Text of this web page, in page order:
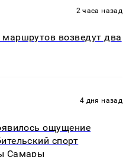
2 часа назад
возведут два
4 дня назад
ощущение
спорт
Самары